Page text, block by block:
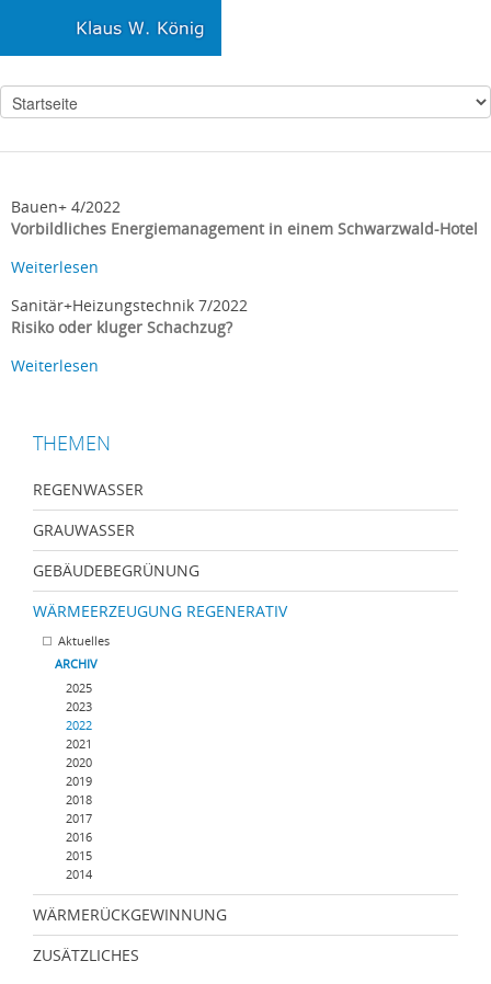
Bauen+ 4/2022
Vorbildliches Energiemanagement in einem Schwarzwald-Hotel
Weiterlesen
Sanitär+Heizungstechnik 7/2022
Risiko oder kluger Schachzug?
Weiterlesen
THEMEN
REGENWASSER
GRAUWASSER
GEBÄUDEBEGRÜNUNG
WÄRMEERZEUGUNG REGENERATIV
Aktuelles
ARCHIV
2025
2023
2022
2021
2020
2019
2018
2017
2016
2015
2014
WÄRMERÜCKGEWINNUNG
ZUSÄTZLICHES